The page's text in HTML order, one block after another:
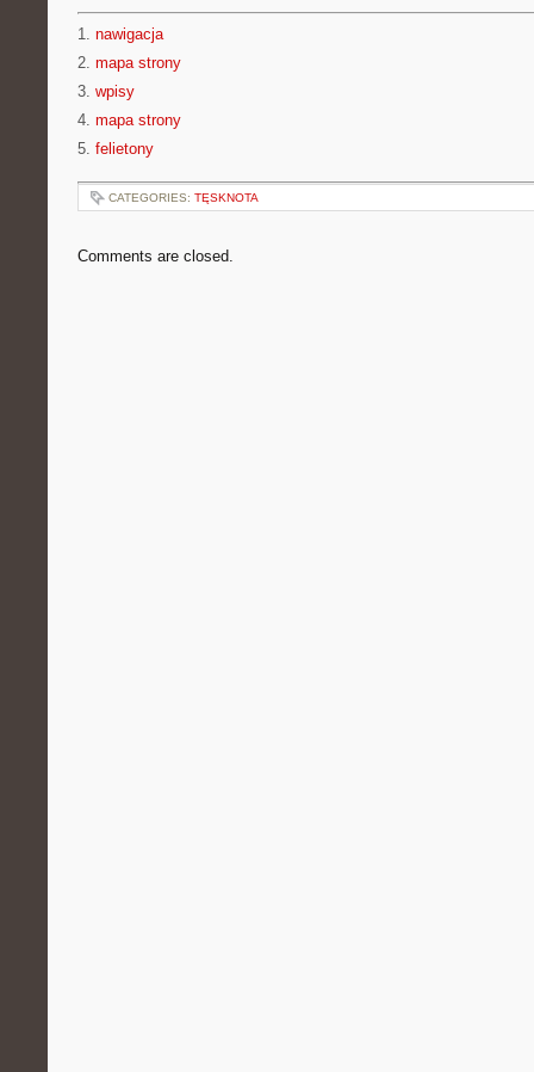
1. nawigacja
2. mapa strony
3. wpisy
4. mapa strony
5. felietony
CATEGORIES: TĘSKNOTA
Comments are closed.